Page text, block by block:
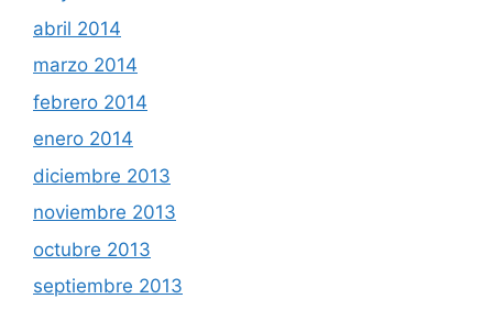
abril 2014
marzo 2014
febrero 2014
enero 2014
diciembre 2013
noviembre 2013
octubre 2013
septiembre 2013